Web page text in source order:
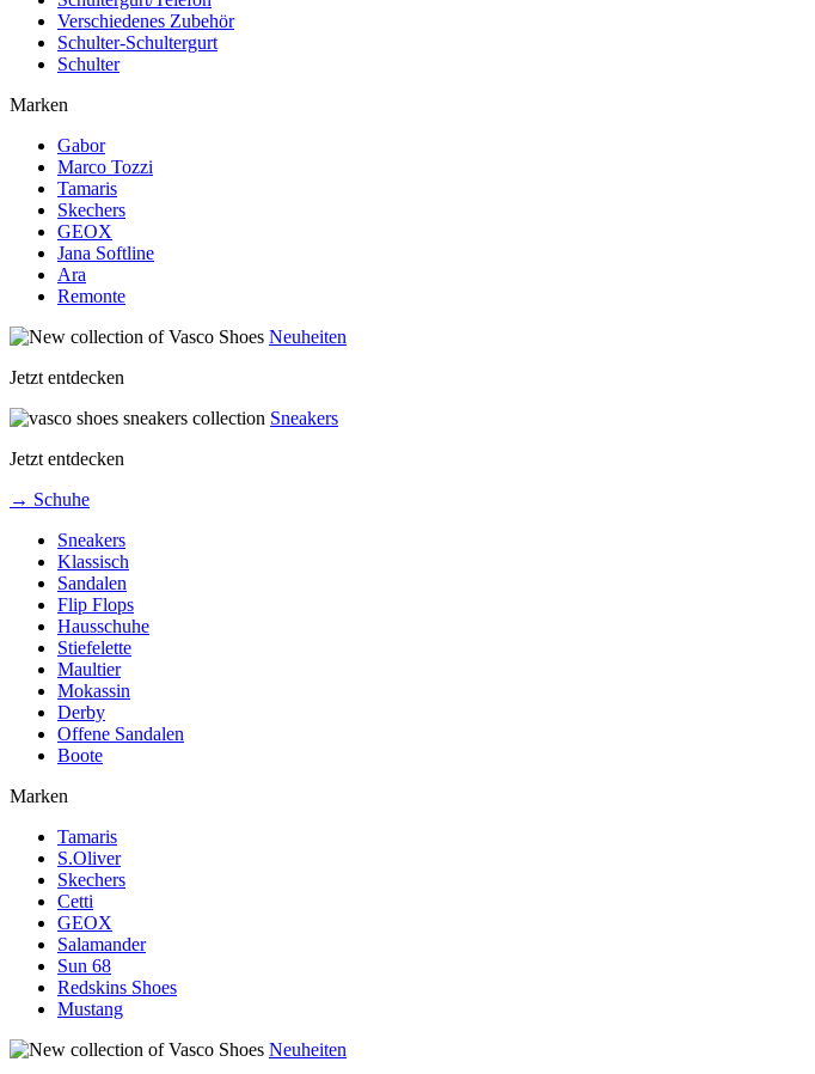
Verschiedenes Zubehör
Schulter-Schultergurt
Schulter
Marken
Gabor
Marco Tozzi
Tamaris
Skechers
GEOX
Jana Softline
Ara
Remonte
Neuheiten
Jetzt entdecken
Sneakers
Jetzt entdecken
→ Schuhe
Sneakers
Klassisch
Sandalen
Flip Flops
Hausschuhe
Stiefelette
Maultier
Mokassin
Derby
Offene Sandalen
Boote
Marken
Tamaris
S.Oliver
Skechers
Cetti
GEOX
Salamander
Sun 68
Redskins Shoes
Mustang
Neuheiten